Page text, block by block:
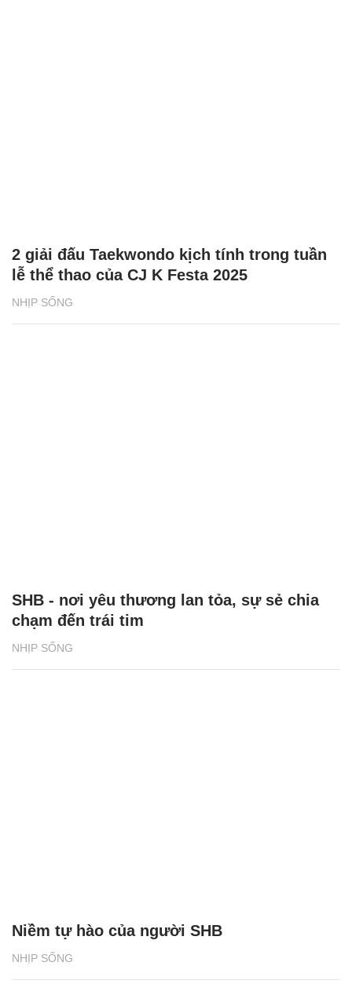
NHỊP SỐNG
2 giải đấu Taekwondo kịch tính trong tuần
lễ thể thao của CJ K Festa 2025
NHỊP SỐNG
SHB - nơi yêu thương lan tỏa, sự sẻ chia
chạm đến trái tim
NHỊP SỐNG
Niềm tự hào của người SHB